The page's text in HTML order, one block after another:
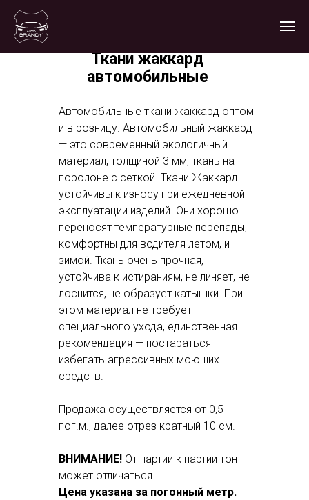
Автомобильные ткани жаккард оптом
и в розницу. Автомобильный жаккард
— это современный экологичный
материал, толщиной 3 мм, ткань на
поролоне с сеткой. Ткани Жаккард
устойчивы к износу при ежедневной
эксплуатации изделий. Они хорошо
переносят температурные перепады,
комфортны для водителя летом, и
зимой. Ткань очень прочная,
устойчива к истираниям, не линяет, не
лоснится, не образует катышки. При
этом материал не требует
специального ухода, единственная
рекомендация — постараться
избегать агрессивных моющих
средств.
Продажа осуществляется от 0,5
пог.м., далее отрез кратный 10 см.
ВНИМАНИЕ! От партии к партии тон
может отличаться.
Цена указана за погонный метр.
Ткани жаккард
автомобильные